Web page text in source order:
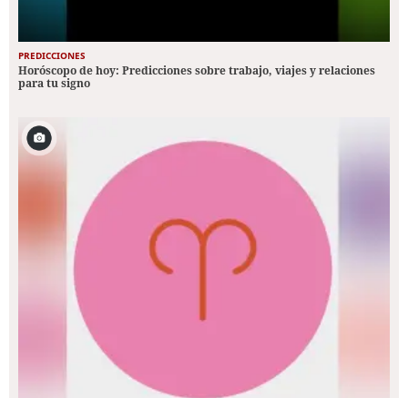
PREDICCIONES
Horóscopo de hoy: Predicciones sobre trabajo, viajes y relaciones
para tu signo